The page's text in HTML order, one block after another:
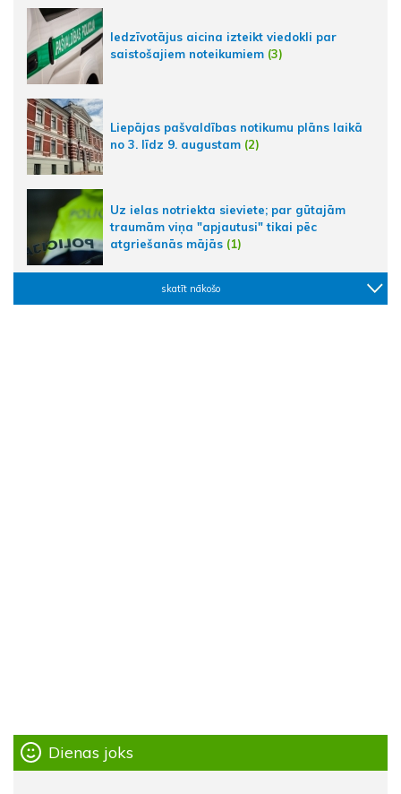
Iedzīvotājus aicina izteikt viedokli par
saistošajiem noteikumiem (3)
Liepājas pašvaldības notikumu plāns laikā
no 3. līdz 9. augustam (2)
Uz ielas notriekta sieviete; par gūtajām
traumām viņa "apjautusi" tikai pēc
atgriešanās mājās (1)
skatīt nākošo
Dienas joks